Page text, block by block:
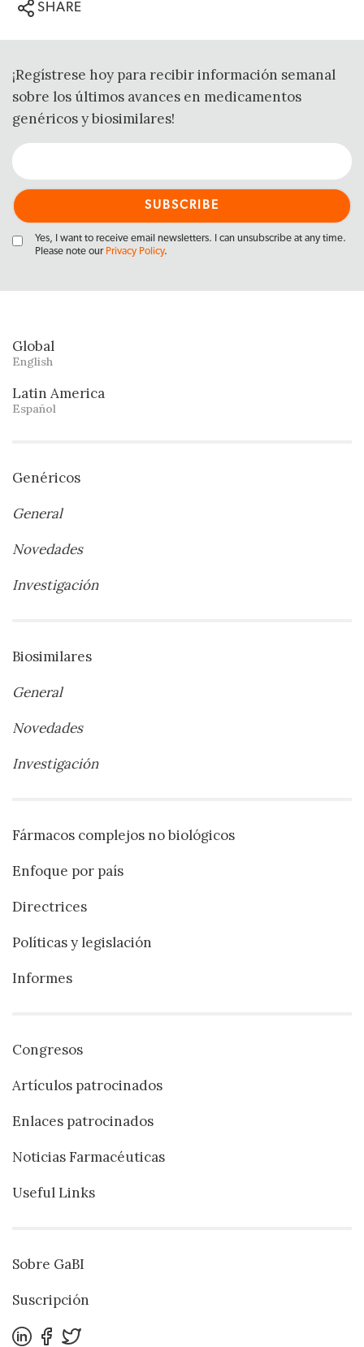
SHARE
¡Regístrese hoy para recibir información semanal
sobre los últimos avances en medicamentos
genéricos y biosimilares!
Yes, I want to receive email newsletters. I can unsubscribe at any time.
Please note our Privacy Policy.
Global
English
Latin America
Español
Genéricos
General
Novedades
Investigación
Biosimilares
General
Novedades
Investigación
Fármacos complejos no biológicos
Enfoque por país
Directrices
Políticas y legislación
Informes
Congresos
Artículos patrocinados
Enlaces patrocinados
Noticias Farmacéuticas
Useful Links
Sobre GaBI
Suscripción